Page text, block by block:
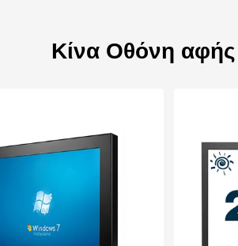
Κίνα Οθόνη